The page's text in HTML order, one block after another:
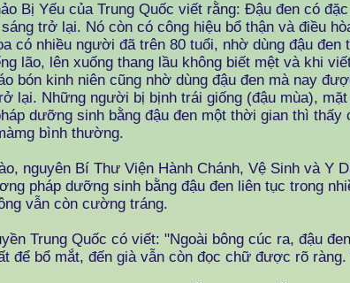
Bị Yếu của Trung Quốc viết rằng: Đậu đen có
trở lại. Nó còn có công hiệu bổ thận và điều
có nhiều người đã trên 80 tuổi, nhờ dùng đậu đen
lão, lên xuống thang lầu không biết mệt và khi
bón kinh niên cũng nhờ dùng đậu đen mà nay
lại. Những người bị bịnh trái giống (đậu mùa),
dưỡng sinh bằng đậu đen một thời gian thì thấy
bình thường.
nguyên Bí Thư Viện Hành Chánh, Vệ Sinh và Y
pháp dưỡng sinh bằng đậu đen liên tục trong
vẫn còn cường tráng.
Trung Quốc có viết: "Ngoài bông cúc ra, đậu
để bổ mắt, đến già vẫn còn đọc chữ được rõ ràng.